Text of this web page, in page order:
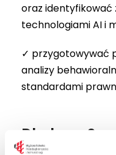
oraz identyfikować
technologiami AI i
✓ przygotowywać
analizy
standardami
Dla kogo?